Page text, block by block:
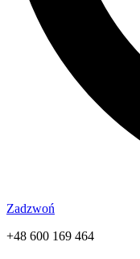
Zadzwoń
+48 600 169 464